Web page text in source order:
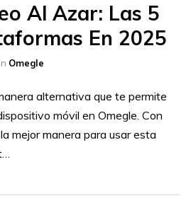
Al Azar: Las 5
En 2025
in Omegle
alternativa que te permite
móvil en Omegle. Con
mejor manera para usar esta